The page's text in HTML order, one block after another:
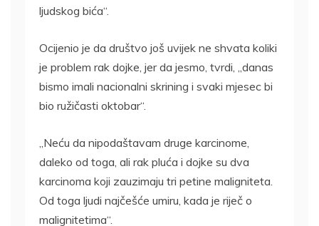
ljudskog bića“.
Ocijenio je da društvo još uvijek ne shvata koliki
je problem rak dojke, jer da jesmo, tvrdi, „danas
bismo imali nacionalni skrining i svaki mjesec bi
bio ružičasti oktobar“.
„Neću da nipodaštavam druge karcinome,
daleko od toga, ali rak pluća i dojke su dva
karcinoma koji zauzimaju tri petine maligniteta.
Od toga ljudi najčešće umiru, kada je riječ o
malignitetima“.